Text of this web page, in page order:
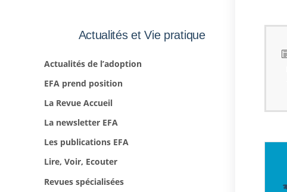
Actualités et Vie pratique
Actualités de l’adoption
EFA prend position
La Revue Accueil
La newsletter EFA
Les publications EFA
Lire, Voir, Ecouter
Revues spécialisées